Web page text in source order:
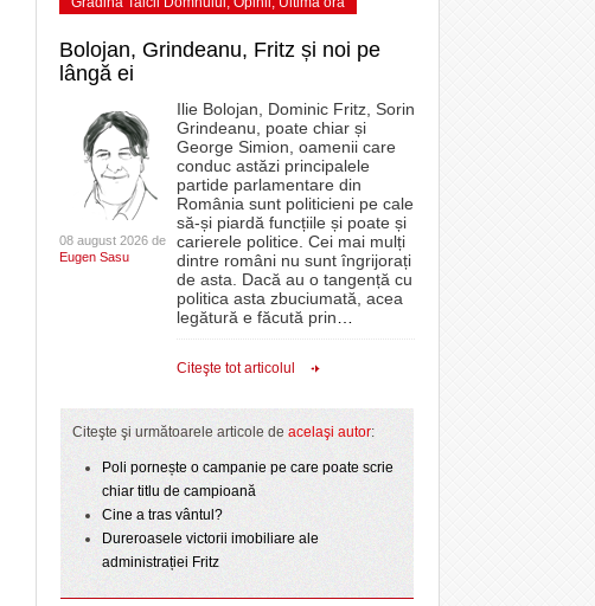
Bolojan, Grindeanu, Fritz și noi pe
lângă ei
08 august 2026 de
Eugen Sasu
Ilie Bolojan, Dominic Fritz, Sorin
Grindeanu, poate chiar și
George Simion, oamenii care
conduc astăzi principalele
partide parlamentare din
România sunt politicieni pe cale
să-și piardă funcțiile și poate și
carierele politice. Cei mai mulți
dintre români nu sunt îngrijorați
de asta. Dacă au o tangență cu
politica asta zbuciumată, acea
legătură e făcută prin
Citeşte tot articolul
Citeşte şi următoarele articole de acelaşi autor:
Poli pornește o campanie pe care poate scrie
chiar titlu de campioană
Cine a tras vântul?
Dureroasele victorii imobiliare ale
administrației Fritz